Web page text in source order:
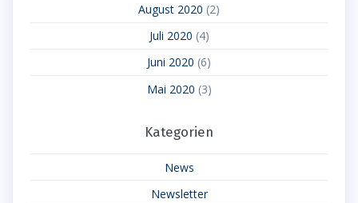
August 2020 (2)
Juli 2020 (4)
Juni 2020 (6)
Mai 2020 (3)
Kategorien
News
Newsletter